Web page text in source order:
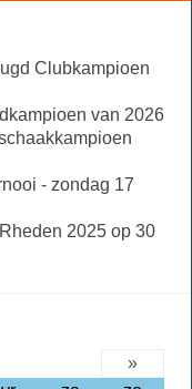
Clubkampioen
van 2026
- zondag 17
2025 op 30
»